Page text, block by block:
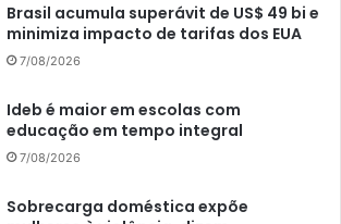
Brasil acumula superávit de US$ 49 bi e
minimiza impacto de tarifas dos EUA
7/08/2026
Ideb é maior em escolas com
educação em tempo integral
7/08/2026
Sobrecarga doméstica expõe